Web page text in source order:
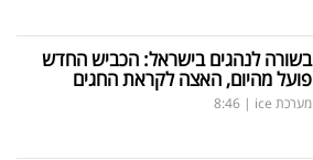
בשורה לנהגים בישראל: הכביש החדש
פועל מהיום, האצה לקראת החגים
מערכת ice |
8:46